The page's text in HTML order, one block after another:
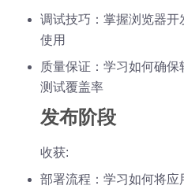
调试技巧：掌握浏览器
使用
质量保证：学习如何确
测试覆盖率
发布阶段
收获:
部署流程：学习如何将应